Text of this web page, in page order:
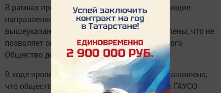
В рамках проверки документы, подтверждающие
направление и получение ОАО «НАСКО»
вышеуказанного уведомления, не представлены, что не
позволяет определить срок, в течение которого
Общество должно было установить прибор.
В ходе проверочных мероприятий также установлено,
что обществом «Буинск-Водоканал» в адрес ГАУСО